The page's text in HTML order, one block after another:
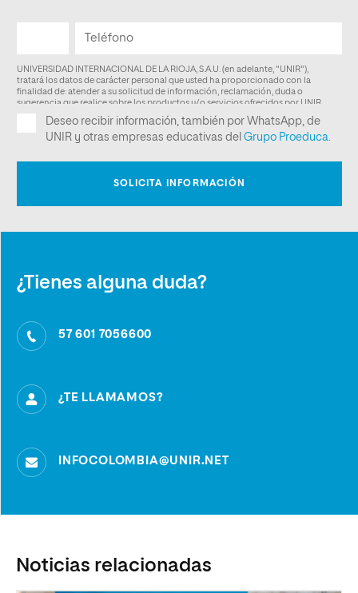
¿Tienes alguna duda?
57 601 7056600
¿TE LLAMAMOS?
INFOCOLOMBIA@UNIR.NET
Noticias relacionadas